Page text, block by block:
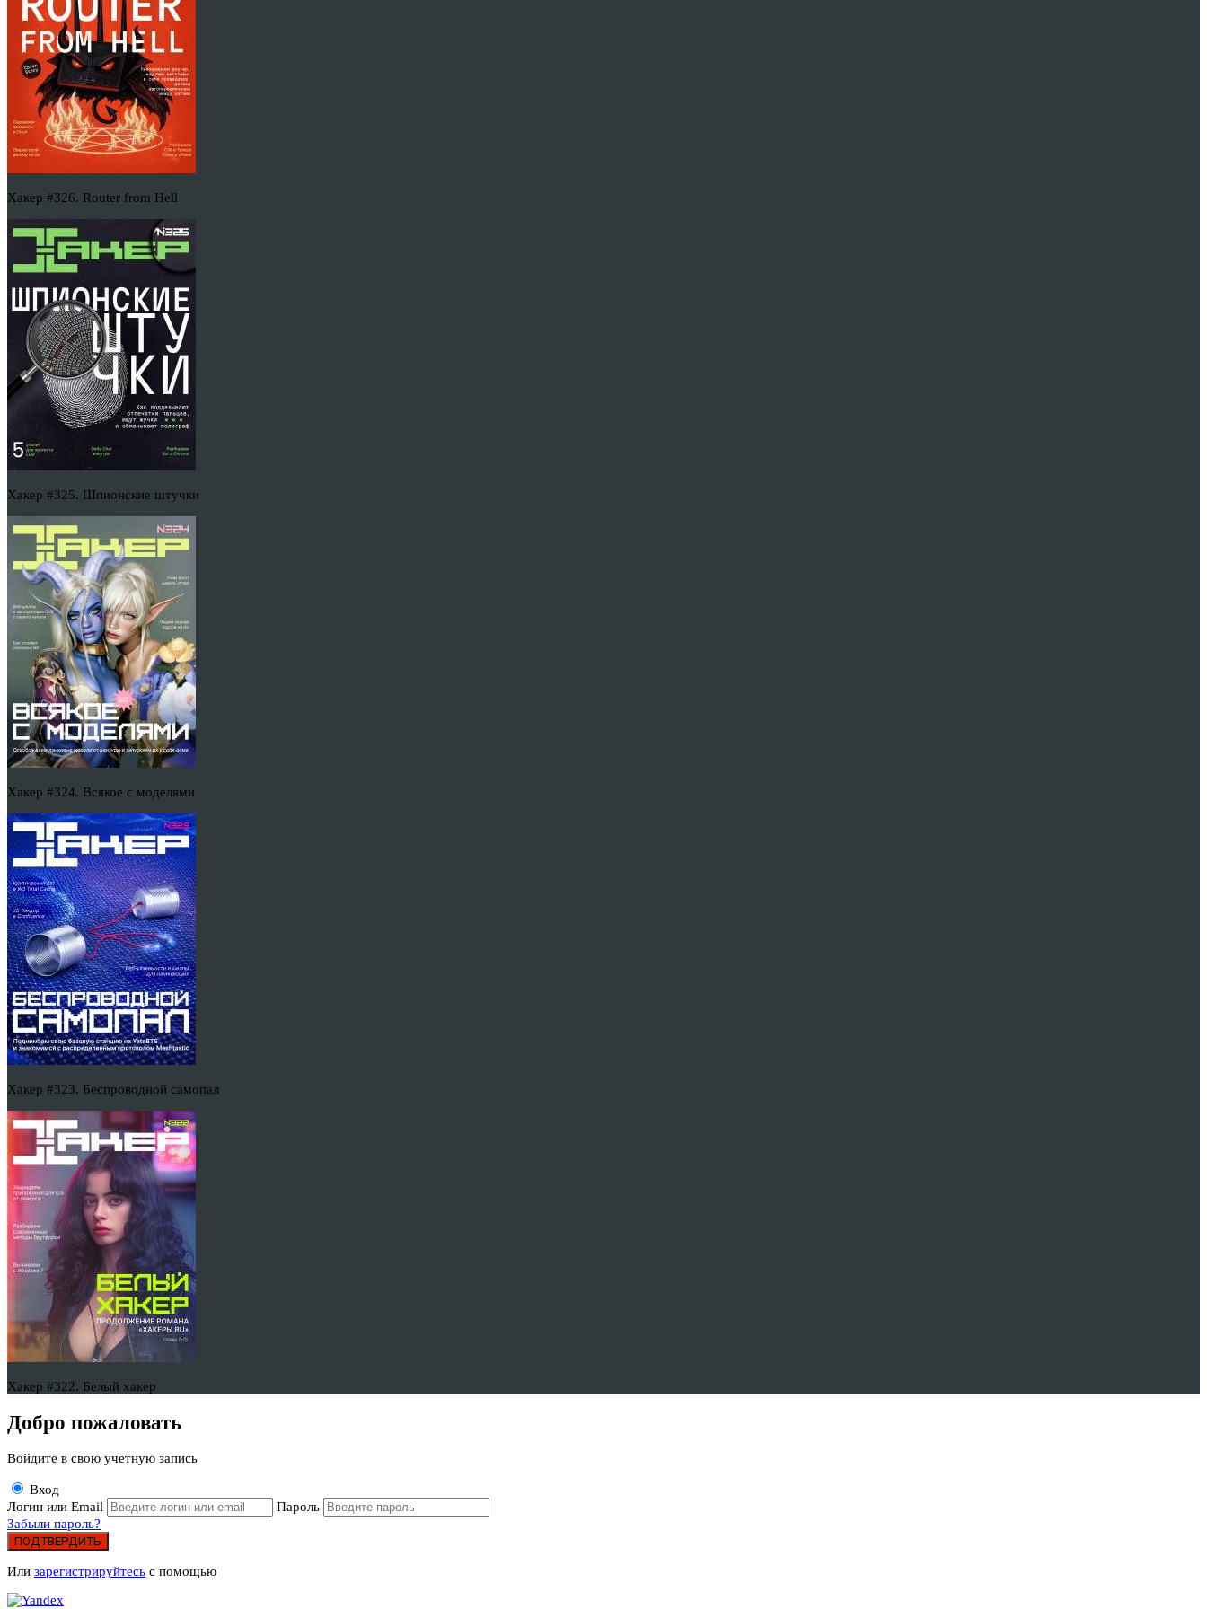
Хакер #326. Router from Hell
Хакер #325. Шпионские штучки
Хакер #324. Всякое с моделями
Хакер #323. Беспроводной самопал
Хакер #322. Белый хакер
Добро пожаловать
Войдите в свою учетную запись
Вход
Логин или Email
Пароль
Забыли пароль?
ПОДТВЕРДИТЬ
Или зарегистрируйтесь с помощью